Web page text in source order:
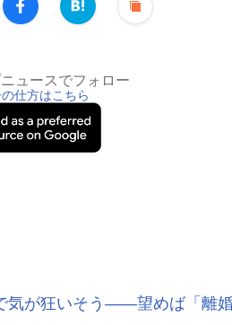
ュースでフォロー
仕方はこちら
気が狂いそう――望めば「離